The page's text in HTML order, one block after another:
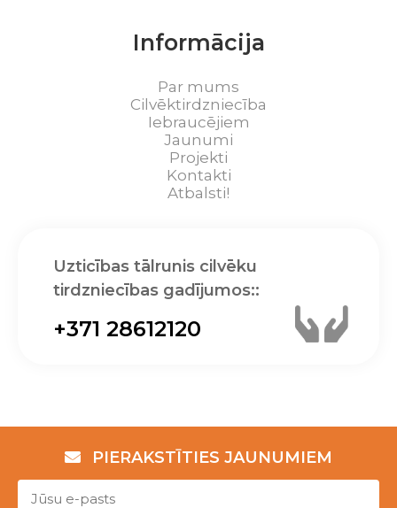
Informācija
Par mums
Cilvēktirdzniecība
Iebraucējiem
Jaunumi
Projekti
Kontakti
Atbalsti!
Uzticības tālrunis cilvēku
tirdzniecības gadījumos::
+371 28612120
PIERAKSTĪTIES JAUNUMIEM